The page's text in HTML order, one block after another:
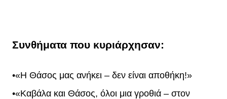
Συνθήματα που κυριάρχησαν:
•«Η Θάσος μας ανήκει – δεν είναι αποθήκη!»
•«Καβάλα και Θάσος, όλοι μια γροθιά – στον